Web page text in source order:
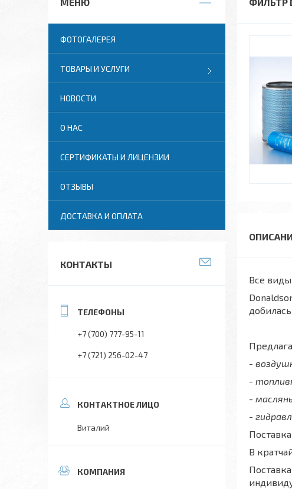
Все
-
-
-
-
В
ФОТОГАЛЕРЕЯ
ТОВАРЫ И УСЛУГИ
НОВОСТИ
О НАС
СЕРТИФИКАТЫ И ЛИЦЕНЗИИ
ОТЗЫВЫ
ДОСТАВКА И ОПЛАТА
КОНТАКТЫ
+7 (700) 777-95-11
+7 (721) 256-02-47
Виталий